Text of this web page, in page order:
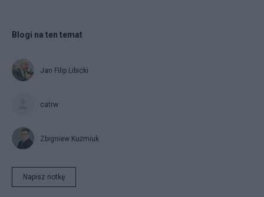
Blogi na ten temat
Jan Filip Libicki
catrw
Zbigniew Kuźmiuk
Napisz notkę